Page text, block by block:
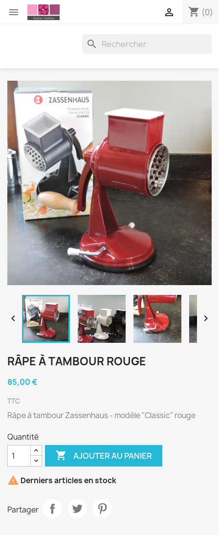
 shopping_cart (0)


 
RÂPE À TAMBOUR ROUGE
85,00 €
TTC
Râpe à tambour Zassenhaus - modèle "Classic" rouge
Quantité
 AJOUTER AU PANIER
 Derniers articles en stock
Partager